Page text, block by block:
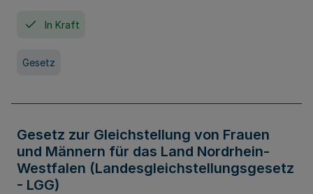
In Kraft
Gesetz
Gesetz zur Gleichstellung von Frauen
und Männern für das Land Nordrhein-
Westfalen (Landesgleichstellungsgesetz
- LGG)